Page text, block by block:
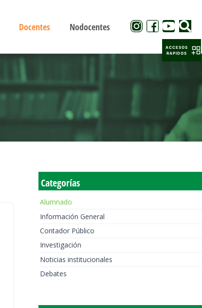
Docentes Nodocentes
Categorías
Alumnado
Información General
Contador Público
Investigación
Noticias institucionales
Debates
ACCESOS
RAPIDOS